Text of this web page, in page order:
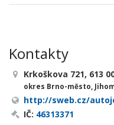
Kontakty
Krkoškova 721, 613
okres Brno-město,
http://sweb.cz/
IČ: 46313371